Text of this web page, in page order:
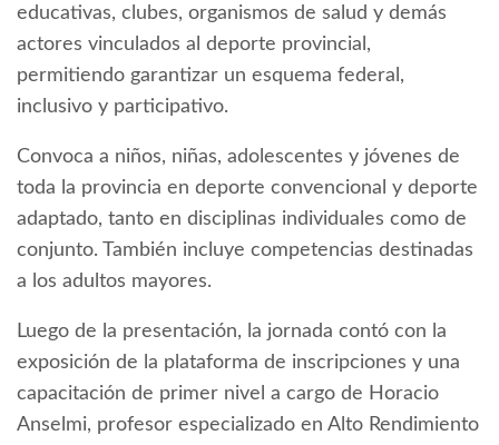
educativas, clubes, organismos de salud y demás
actores vinculados al deporte provincial,
permitiendo garantizar un esquema federal,
inclusivo y participativo.
Convoca a niños, niñas, adolescentes y jóvenes de
toda la provincia en deporte convencional y deporte
adaptado, tanto en disciplinas individuales como de
conjunto. También incluye competencias destinadas
a los adultos mayores.
Luego de la presentación, la jornada contó con la
exposición de la plataforma de inscripciones y una
capacitación de primer nivel a cargo de Horacio
Anselmi, profesor especializado en Alto Rendimiento